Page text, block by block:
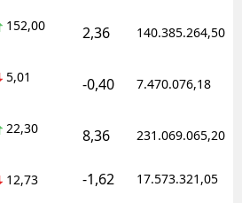
152,00 2,36 140.385.264,50
5,01 -0,40 7.470.076,18
22,30 8,36 231.069.065,20
12,73 -1,62 17.573.321,05